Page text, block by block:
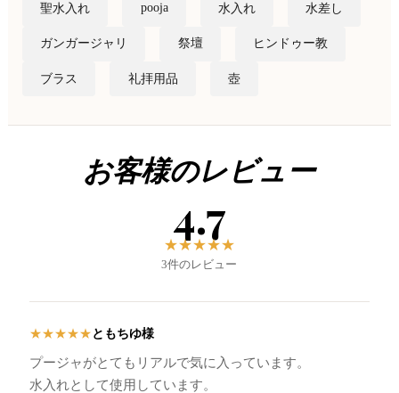
聖水入れ pooja 水入れ 水差し
ガンガージャリ 祭壇 ヒンドゥー教
ブラス 礼拝用品 壺
お客様のレビュー
4.7
★★★★★
3件のレビュー
★★★★★ ともちゆ様
プージャがとてもリアルで気に入っています。
水入れとして使用しています。